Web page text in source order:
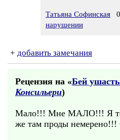
Татьяна Софинская
нарушении
+ добавить замечания
Рецензия на «Бей
Консильери)
Мало!!! Мне МАЛО!!! Я
же там проды немерено!!!